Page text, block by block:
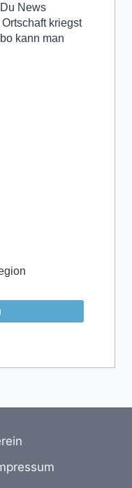
News
kriegst
kann man